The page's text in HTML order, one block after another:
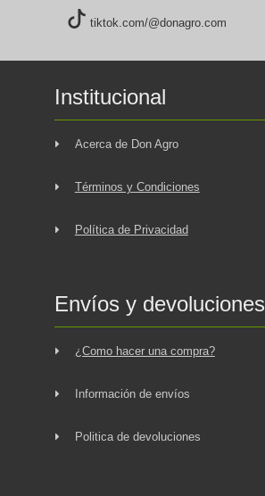
tiktok.com/@donagro.com
Institucional
Acerca de Don Agro
Términos y Condiciones
Política de Privacidad
Envíos y devoluciones
¿Como hacer una compra?
Información de envíos
Politica de devoluciones